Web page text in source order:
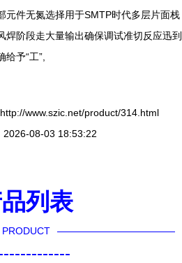
元件无氮选择用于SMTP时代多层片面栈
焊阶段走大量输出确保调试准切反应迅到
予“工”,
www.szic.net/product/314.html
2026-08-03 18:53:22
列表
PRODUCT